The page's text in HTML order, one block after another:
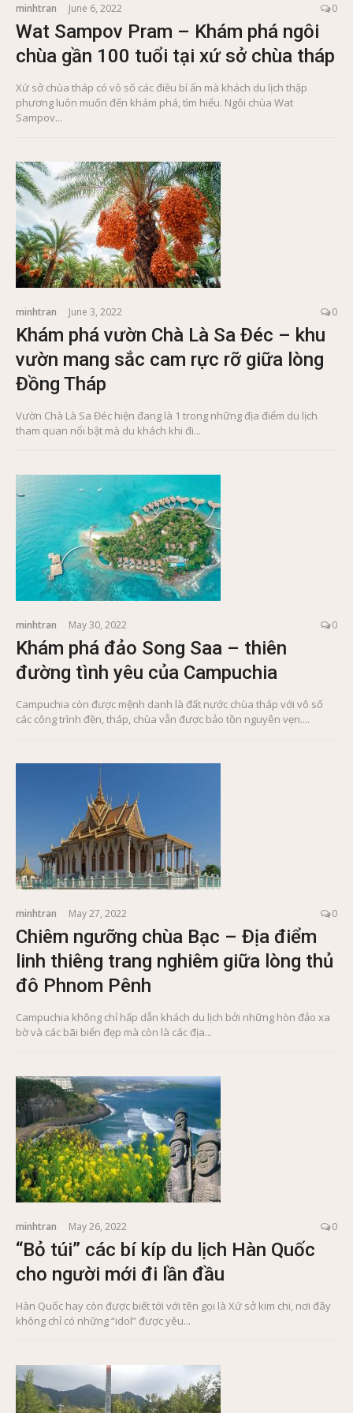
minhtran June 6, 2022 0
Wat Sampov Pram – Khám phá ngôi
chùa gần 100 tuổi tại xứ sở chùa tháp
Xứ sở chùa tháp có vô số các điều bí ẩn mà khách du lịch thập
phương luôn muốn đến khám phá, tìm hiểu. Ngôi chùa Wat
Sampov...
minhtran June 3, 2022 0
Khám phá vườn Chà Là Sa Đéc – khu
vườn mang sắc cam rực rỡ giữa lòng
Đồng Tháp
Vườn Chà Là Sa Đéc hiện đang là 1 trong những địa điểm du lịch
tham quan nổi bật mà du khách khi đi...
minhtran May 30, 2022 0
Khám phá đảo Song Saa – thiên
đường tình yêu của Campuchia
Campuchia còn được mệnh danh là đất nước chùa tháp với vô số
các công trình đền, tháp, chùa vẫn được bảo tồn nguyên vẹn....
minhtran May 27, 2022 0
Chiêm ngưỡng chùa Bạc – Địa điểm
linh thiêng trang nghiêm giữa lòng thủ
đô Phnom Pênh
Campuchia không chỉ hấp dẫn khách du lịch bởi những hòn đảo xa
bờ và các bãi biển đẹp mà còn là các địa...
minhtran May 26, 2022 0
“Bỏ túi” các bí kíp du lịch Hàn Quốc
cho người mới đi lần đầu
Hàn Quốc hay còn được biết tới với tên gọi là Xứ sở kim chi, nơi đây
không chỉ có những “idol” được yêu...